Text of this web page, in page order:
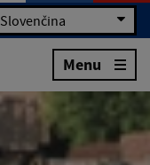
Slovenčina
Menu